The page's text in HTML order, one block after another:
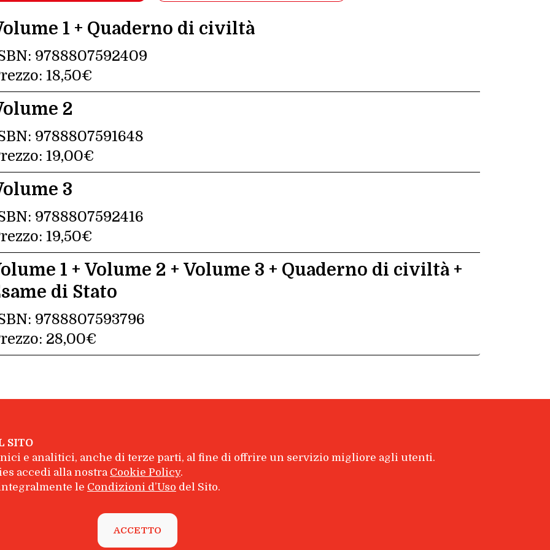
1 + Quaderno di civiltà
9788807592409
18,50€
2
9788807591648
19,00€
3
9788807592416
19,50€
1 + Volume 2 + Volume 3 + Quaderno di civiltà +
di Stato
9788807593796
28,00€
Editore S.r.l. - P.I. 04628780969
Siamo| Contatti
SITO
e analitici, anche di terze parti, al fine di offrire un servizio migliore agli utenti.
accedi alla nostra Cookie Policy.
le Condizioni d’Uso del Sito.
ACCETTO